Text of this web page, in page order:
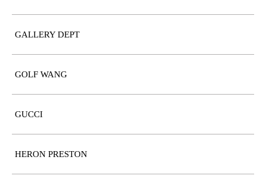
GALLERY DEPT
GOLF WANG
GUCCI
HERON PRESTON